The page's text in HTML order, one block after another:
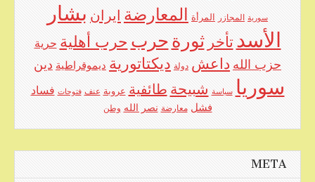
سورية المجازر المرأة المعارضة ايران بشار
الأسد تأخر ثورة حرب حرب أهلية حرية
حزب الله داعش دولة ديكتاتورية ديموقراطية دين
سوريا سياسة شبيحة طائفية عروبة عنف فتوحات فساد
فشل معارضة نصر الله وطن
META